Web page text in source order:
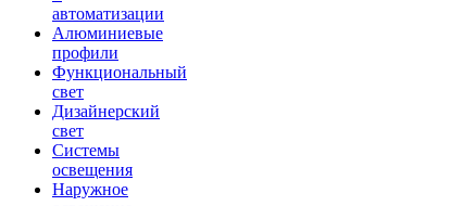
автоматизации
Алюминиевые
профили
Функциональный
свет
Дизайнерский
свет
Системы
освещения
Наружное